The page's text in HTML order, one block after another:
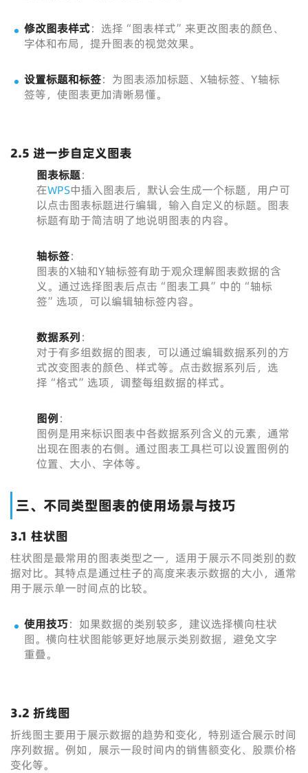
修改图表样式：选择“图表样式”来更改图表的颜色、
字体和布局，提升图表的视觉效果。
设置标题和标签：为图表添加标题、X轴标签、Y轴标
签等，使图表更加清晰易懂。
2.5 进一步自定义图表
图表标题：
在WPS中插入图表后，默认会生成一个标题，用户可
以点击图表标题进行编辑，输入自定义的标题。图表
标题有助于简洁明了地说明图表的内容。
轴标签：
图表的X轴和Y轴标签有助于观众理解图表数据的含
义。通过选择图表后点击“图表工具”中的“轴标
签”选项，可以编辑轴标签内容。
数据系列：
对于有多组数据的图表，可以通过编辑数据系列的方
式改变图表的颜色、样式等。点击数据系列后，选
择“格式”选项，调整每组数据的样式。
图例：
图例是用来标识图表中各数据系列含义的元素，通常
出现在图表的右侧。通过图表工具栏可以设置图例的
位置、大小、字体等。
三、不同类型图表的使用场景与技巧
3.1 柱状图
柱状图是最常用的图表类型之一，适用于展示不同类别的数
据对比。其特点是通过柱子的高度来表示数据的大小，通常
用于展示单一时间点的比较。
使用技巧：如果数据的类别较多，建议选择横向柱状
图。横向柱状图能够更好地展示类别数据，避免文字
重叠。
3.2 折线图
折线图主要用于展示数据的趋势和变化，特别适合展示时间
序列数据。例如，展示一段时间内的销售额变化、股票价格
变化等。